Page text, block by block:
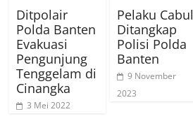
Ditpolair
Polda Banten
Evakuasi
Pengunjung
Tenggelam di
Cinangka
3 Mei 2022
Pelaku Cabul
Ditangkap
Polisi Polda
Banten
9 November
2023